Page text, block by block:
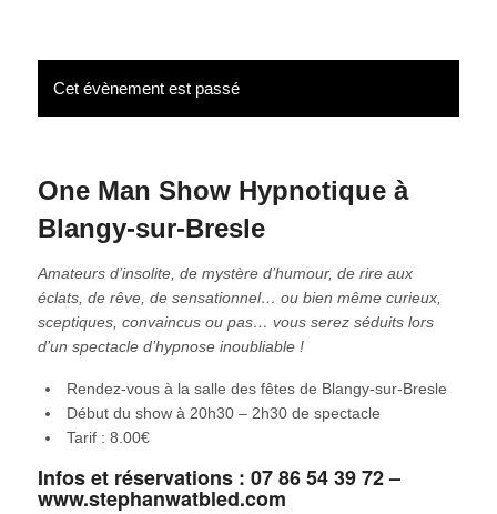
Cet évènement est passé
One Man Show Hypnotique à
Blangy-sur-Bresle
Amateurs d’insolite, de mystère d’humour, de rire aux
éclats, de rêve, de sensationnel… ou bien même curieux,
sceptiques, convaincus ou pas… vous serez séduits lors
d’un spectacle d’hypnose inoubliable !
Rendez-vous à la salle des fêtes de Blangy-sur-Bresle
Début du show à 20h30 – 2h30 de spectacle
Tarif : 8.00€
Infos et réservations : 07 86 54 39 72 –
www.stephanwatbled.com